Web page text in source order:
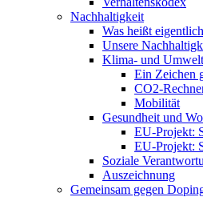
Nachhaltigkeit
Was heißt
Unsere
Klima- und
Ein Zeichen
CO2-
Mobilität
Gesundheit und
EU-Projekt:
EU-Projekt:
Soziale
Auszeichnung
Gemeinsam gegen